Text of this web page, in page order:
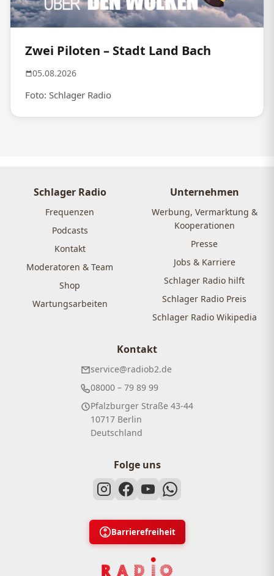
Zwei Piloten – Stadt Land Bach
05.08.2026
Foto: Schlager Radio
Schlager Radio
Frequenzen
Podcasts
Kontakt
Moderatoren & Team
Shop
Wartungsarbeiten
Unternehmen
Werbung, Vermarktung &
Kooperationen
Presse
Jobs & Karriere
Schlager Radio hilft
Schlager Radio Preis
Schlager Radio Wikipedia
Kontakt
service@radiob2.de
08000 – 79 89 99
Pfalzburger Straße 43-44
10717 Berlin
Deutschland
Folge uns
Barrierefreiheit